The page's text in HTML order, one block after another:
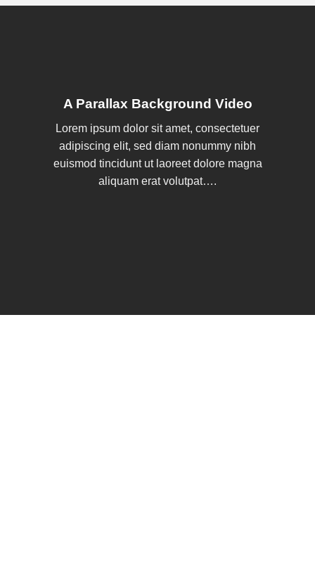
A Parallax Background Video
Lorem ipsum dolor sit amet, consectetuer
adipiscing elit, sed diam nonummy nibh
euismod tincidunt ut laoreet dolore magna
aliquam erat volutpat….